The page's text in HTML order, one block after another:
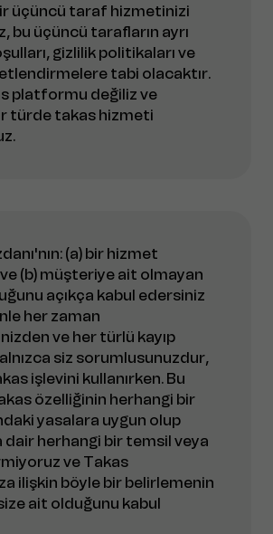
üçüncü taraf hizmetinizi
bu üçüncü tarafların ayrı
gizlilik politikaları ve
tabi olacaktır.
platformu değiliz ve
türde takas hizmeti
(a) bir hizmet
ve (b) müşteriye ait olmayan
açıkça kabul edersiniz
her zaman
ve her türlü kayıp
siz sorumlusunuzdur,
işlevini kullanırken. Bu
özelliğinin herhangi bir
yasalara uygun olup
dair herhangi bir temsil veya
ve Takas
ilişkin böyle bir belirlemenin
ait olduğunu kabul